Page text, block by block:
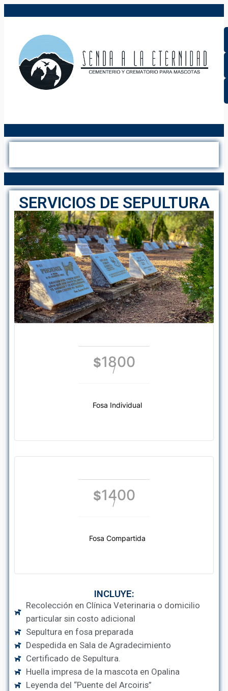
SERVICIOS DE SEPULTURA
$1800
/
Fosa Individual
$1400
/
Fosa Compartida
INCLUYE:
Recolección en Clínica Veterinaria o domicilio
particular sin costo adicional
Sepultura en fosa preparada
Despedida en Sala de Agradecimiento
Certificado de Sepultura.
Huella impresa de la mascota en Opalina
Leyenda del “Puente del Arcoiris”